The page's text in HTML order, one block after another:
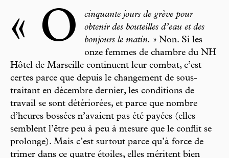
« O
cinquante jours de grève pour
obtenir des bouteilles d’eau et des
bonjours le matin. » Non. Si les
onze femmes de chambre du NH
Hôtel de Marseille continuent leur combat, c’est
certes parce que depuis le changement de sous-
traitant en décembre dernier, les conditions de
travail se sont détériorées, et parce que nombre
d’heures bossées n’avaient pas été payées (elles
semblent l’être peu à peu à mesure que le conflit se
prolonge). Mais c’est surtout parce qu’à force de
trimer dans ce quatre étoiles, elles méritent bien